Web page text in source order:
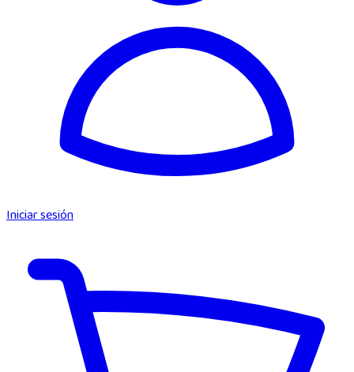
Iniciar sesión